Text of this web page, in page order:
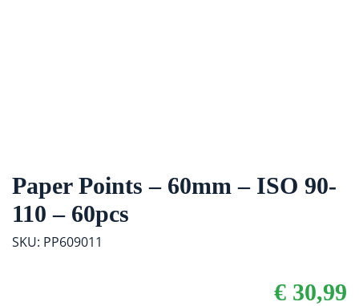
Paper Points – 60mm – ISO 90-
110 – 60pcs
SKU: PP609011
€ 30,99